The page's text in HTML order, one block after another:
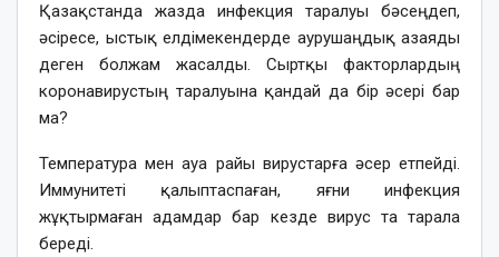
Қазақстанда жазда инфекция таралуы бәсеңдеп,
әсіресе, ыстық елдімекендерде аурушаңдық азаяды
деген болжам жасалды. Сыртқы факторлардың
коронавирустың таралуына қандай да бір әсері бар
ма?
Температура мен ауа райы вирустарға әсер етпейді.
Иммунитеті қалыптаспаған, яғни инфекция
жұқтырмаған адамдар бар кезде вирус та тарала
береді.